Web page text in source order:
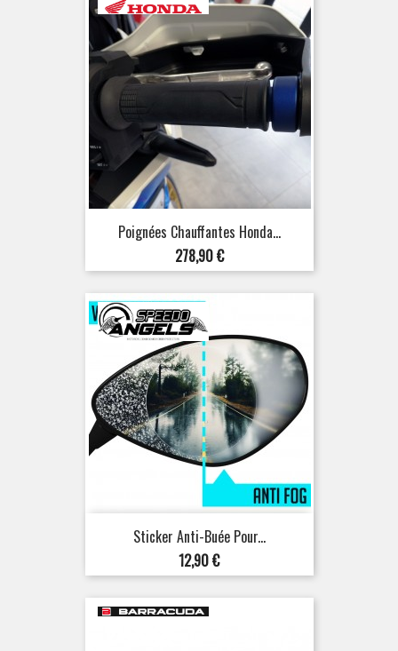
Poignées Chauffantes Honda...
Prix
278,90 €
Sticker Anti-Buée Pour...
Prix
12,90 €